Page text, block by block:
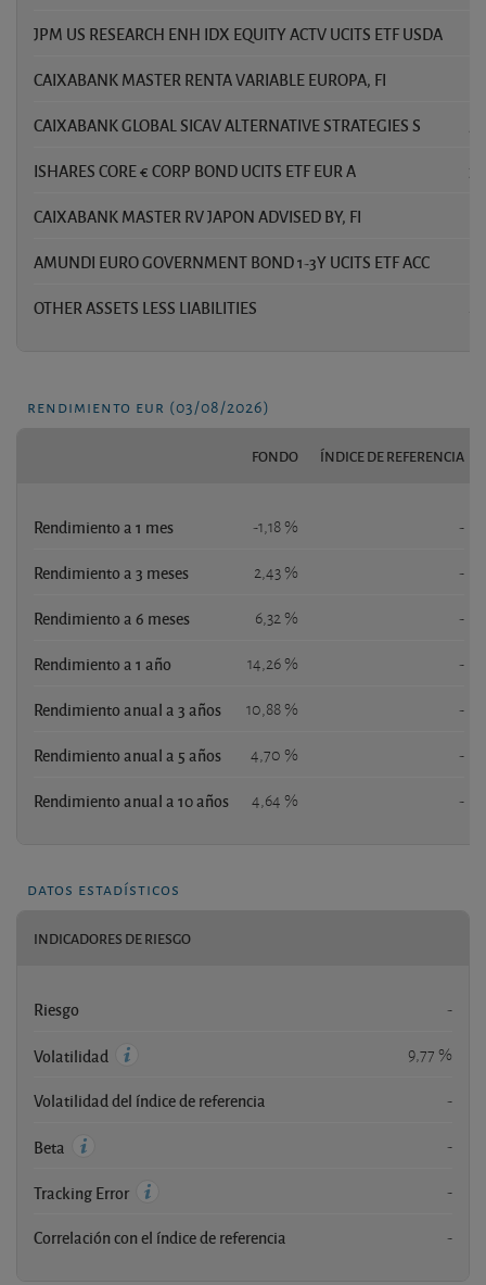
JPM US RESEARCH ENH IDX EQUITY ACTV UCITS ETF USDA
CAIXABANK MASTER RENTA VARIABLE EUROPA, FI
CAIXABANK GLOBAL SICAV ALTERNATIVE STRATEGIES S
ISHARES CORE € CORP BOND UCITS ETF EUR A
CAIXABANK MASTER RV JAPON ADVISED BY, FI
AMUNDI EURO GOVERNMENT BOND 1-3Y UCITS ETF ACC
OTHER ASSETS LESS LIABILITIES
rendimiento eur (03/08/2026)
FONDO ÍNDICE DE REFERENCIA
Rendimiento a 1 mes -1,18 % -
Rendimiento a 3 meses 2,43 % -
Rendimiento a 6 meses 6,32 % -
Rendimiento a 1 año 14,26 % -
Rendimiento anual a 3 años 10,88 % -
Rendimiento anual a 5 años 4,70 % -
Rendimiento anual a 10 años 4,64 % -
datos estadísticos
INDICADORES DE RIESGO
Riesgo -
Volatilidad 9,77 %
Volatilidad del índice de referencia -
Beta -
Tracking Error -
Correlación con el índice de referencia -